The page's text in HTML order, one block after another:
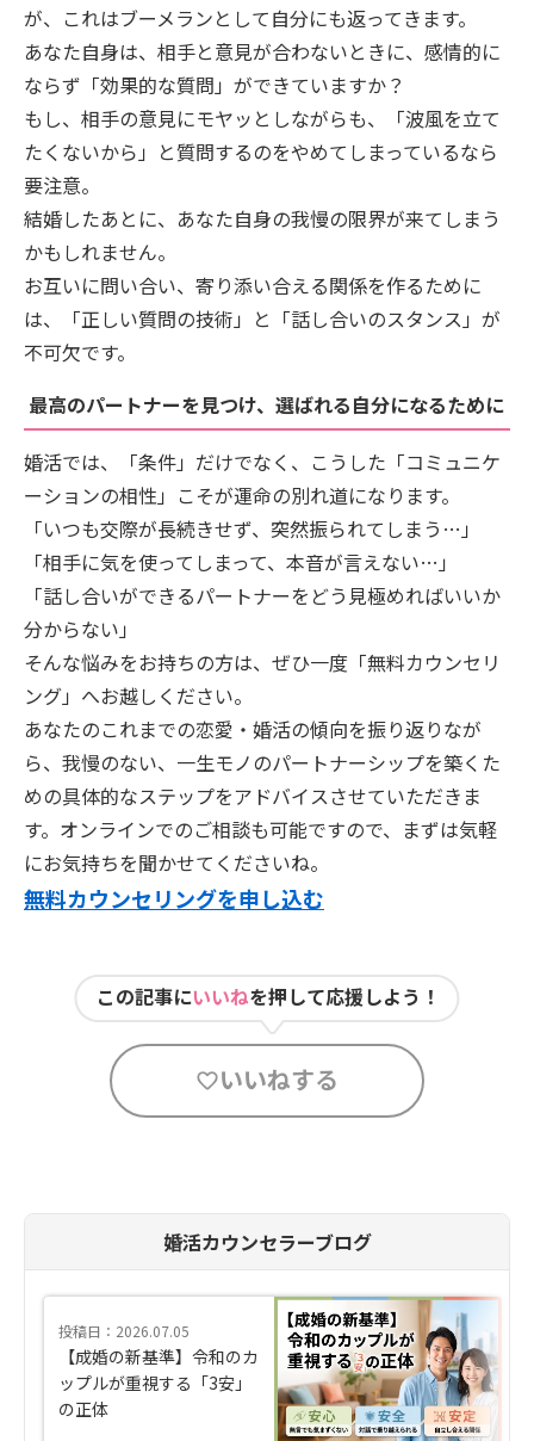
が、これはブーメランとして自分にも返ってきます。
あなた自身は、相手と意見が合わないときに、感情的に
ならず「効果的な質問」ができていますか？
もし、相手の意見にモヤッとしながらも、「波風を立て
たくないから」と質問するのをやめてしまっているなら
要注意。
結婚したあとに、あなた自身の我慢の限界が来てしまう
かもしれません。
お互いに問い合い、寄り添い合える関係を作るために
は、「正しい質問の技術」と「話し合いのスタンス」が
不可欠です。
最高のパートナーを見つけ、選ばれる自分になるために
婚活では、「条件」だけでなく、こうした「コミュニケ
ーションの相性」こそが運命の別れ道になります。
「いつも交際が長続きせず、突然振られてしまう…」
「相手に気を使ってしまって、本音が言えない…」
「話し合いができるパートナーをどう見極めればいいか
分からない」
そんな悩みをお持ちの方は、ぜひ一度「無料カウンセリ
ング」へお越しください。
あなたのこれまでの恋愛・婚活の傾向を振り返りなが
ら、我慢のない、一生モノのパートナーシップを築くた
めの具体的なステップをアドバイスさせていただきま
す。オンラインでのご相談も可能ですので、まずは気軽
にお気持ちを聞かせてくださいね。
無料カウンセリングを申し込む
この記事にいいねを押して応援しよう！
いいねする
婚活カウンセラーブログ
投稿日：2026.07.05
【成婚の新基準】令和のカ
ップルが重視する「3安」
の正体